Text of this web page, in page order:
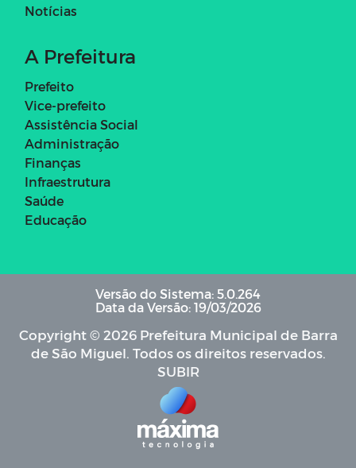
Notícias
A Prefeitura
Prefeito
Vice-prefeito
Assistência Social
Administração
Finanças
Infraestrutura
Saúde
Educação
Versão do Sistema: 5.0.264
Data da Versão: 19/03/2026
Copyright © 2026 Prefeitura Municipal de Barra
de São Miguel. Todos os direitos reservados.
SUBIR